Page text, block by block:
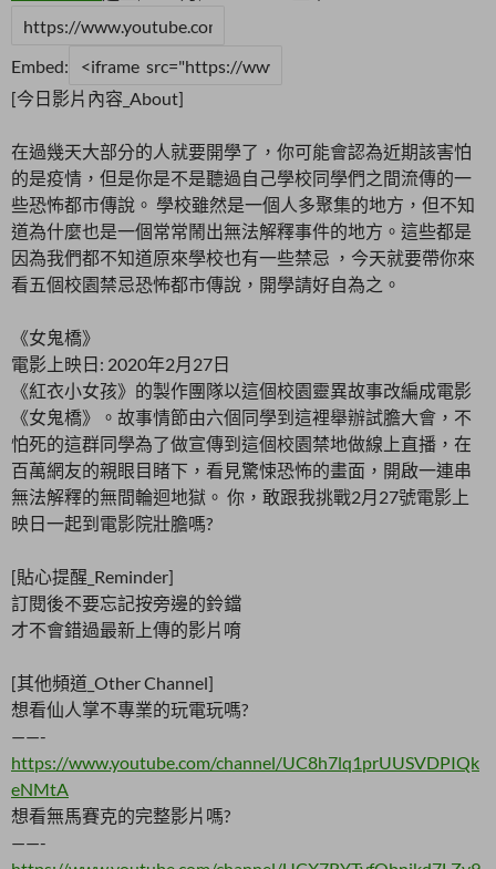
Embed:
[今日影片內容_About]
在過幾天大部分的人就要開學了，你可能會認為近期該害怕
的是疫情，但是你是不是聽過自己學校同學們之間流傳的一
些恐怖都市傳說。 學校雖然是一個人多聚集的地方，但不知
道為什麼也是一個常常鬧出無法解釋事件的地方。這些都是
因為我們都不知道原來學校也有一些禁忌 ，今天就要帶你來
看五個校園禁忌恐怖都市傳說，開學請好自為之。
《女鬼橋》
電影上映日: 2020年2月27日
《紅衣小女孩》的製作團隊以這個校園靈異故事改編成電影
《女鬼橋》。故事情節由六個同學到這裡舉辦試膽大會，不
怕死的這群同學為了做宣傳到這個校園禁地做線上直播，在
百萬網友的親眼目睹下，看見驚悚恐怖的畫面，開啟一連串
無法解釋的無間輪迴地獄。 你，敢跟我挑戰2月27號電影上
映日一起到電影院壯膽嗎?
[貼心提醒_Reminder]
訂閱後不要忘記按旁邊的鈴鐺
才不會錯過最新上傳的影片唷
[其他頻道_Other Channel]
想看仙人掌不專業的玩電玩嗎?
——-
https://www.youtube.com/channel/UC8h7lq1prUUSVDPIQk
eNMtA
想看無馬賽克的完整影片嗎?
——-